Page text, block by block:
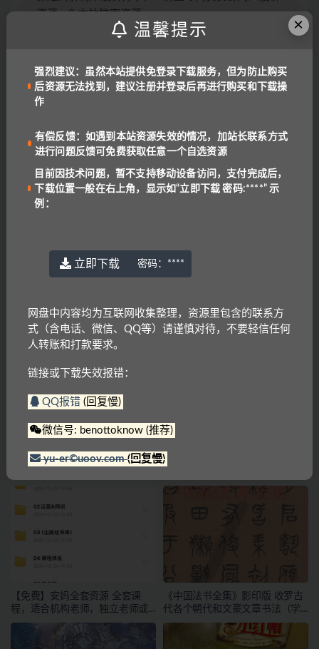
资源，3.本站独家资源
下载失败或找不到下载位置？
后下载位置一般在右上角，显示为“立即下载 密
码:****”
问：
www.yu-er.com ， yu-er.com 或者
29901943
温馨提示1：为了网盘内容持续有效，请勿在线解压
文件，甚至可能会产生额外的费用。
温馨提示2：网盘中内容均为互联网收集整理，资源
里包含的联系方式（含电话、微信、QQ等）请谨慎
benottoknow (推荐) | yu-er©uoov.com
我们都是爱学习的小耳朵，记得收藏我们哟~
普通话
New Concept English 1~4（新概念英语）全4册[教师
下一篇
国家地理Grammar in Context 第7版(basic,1,2,3)[学生用
书PDF +音频+ 教师+资料]
【免费】安妈全套资源 全套课
程，适合机构老师，独立老师或
者有教学能力的宝妈下载
《中国法书全集》影印版 收罗古
代各个朝代和文豪文章书法（学
习书法参考资料）
×
温馨提示
强烈建议：虽然本站提供免登录下载服务，但为防止购买
后资源无法找到，建议注册并登录后再进行购买和下载操
作
有偿反馈：如遇到本站资源失效的情况，加站长联系方式
进行问题反馈可免费获取任意一个自选资源
目前因技术问题，暂不支持移动设备访问，支付完成后，
下载位置一般在右上角，显示如“立即下载 密码:****” 示
例：
立即下载 密码： ****
网盘中内容均为互联网收集整理，资源里包含的联系方
式（含电话、微信、QQ等）请谨慎对待，不要轻信任何
人转账和打款要求。
链接或下载失效报错：
QQ报错(回复慢)
微信号: benottoknow (推荐)
yu-er©uoov.com(回复慢)